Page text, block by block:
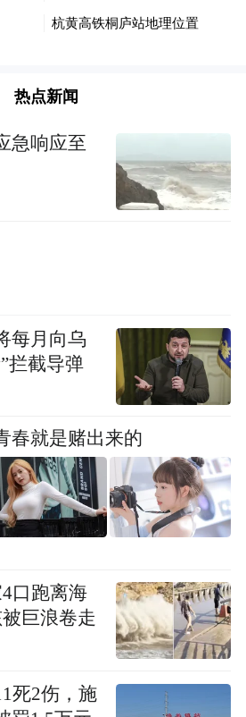
热点新闻
急响应至
每月向乌
拦截导弹
春就是赌出来的
口跑离海
巨浪卷走
死2伤，施